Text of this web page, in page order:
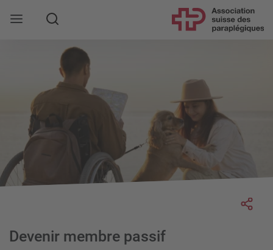
Rechercher
Devenir membre passif